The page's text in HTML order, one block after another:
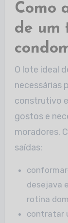
Como
de um
O lote ideal
necessárias
construtivo
gostos e
moradores.
saídas:
desejava
rotina
contratar